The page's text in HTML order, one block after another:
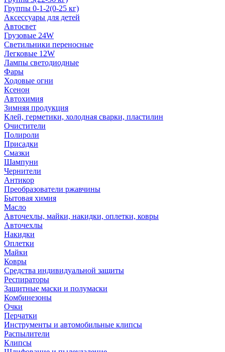
Группы 0-1-2(0-25 кг)
Аксессуары для детей
Автосвет
Грузовые 24W
Светильники переносные
Легковые 12W
Лампы светодиодные
Фары
Ходовые огни
Ксенон
Автохимия
Зимняя продукция
Клей, герметики, холодная сварки, пластилин
Очистители
Полироли
Присадки
Смазки
Шампуни
Чернители
Антикор
Преобразователи ржавчины
Бытовая химия
Масло
Авточехлы, майки, накидки, оплетки, ковры
Авточехлы
Накидки
Оплетки
Майки
Ковры
Средства индивидуальной защиты
Респираторы
Защитные маски и полумаски
Комбинезоны
Очки
Перчатки
Инструменты и автомобильные клипсы
Распылители
Клипсы